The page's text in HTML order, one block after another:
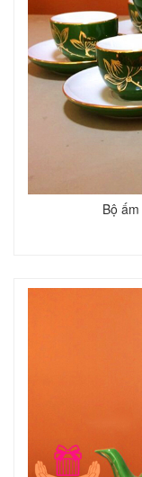
Bộ